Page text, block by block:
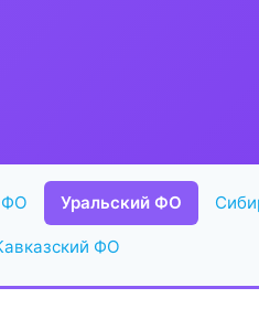
ФО Уральский ФО
ФО